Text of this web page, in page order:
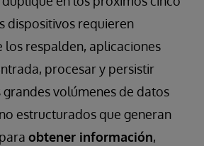
dispositivos requieren
los respalden, aplicaciones
procesar y persistir
volúmenes de datos
estructurados que generan
obtener información,